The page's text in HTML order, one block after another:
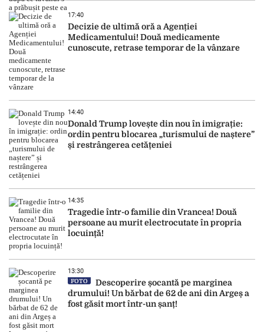
17:40
Decizie de ultimă oră a Agenției
Medicamentului! Două medicamente
cunoscute, retrase temporar de la vânzare
14:40
Donald Trump lovește din nou în imigrație:
ordin pentru blocarea „turismului de naștere”
și restrângerea cetățeniei
14:35
Tragedie într-o familie din Vrancea! Două
persoane au murit electrocutate în propria
locuință!
13:30
FOTO
Descoperire șocantă pe marginea
drumului! Un bărbat de 62 de ani din Argeș a
fost găsit mort într-un șanț!